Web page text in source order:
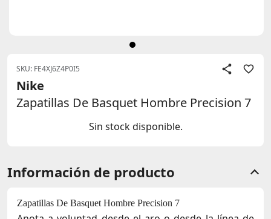
SKU: FE4XJ6Z4P0I5
Nike
Zapatillas De Basquet Hombre Precision 7
Sin stock disponible.
Información de producto
Zapatillas De Basquet Hombre Precision 7